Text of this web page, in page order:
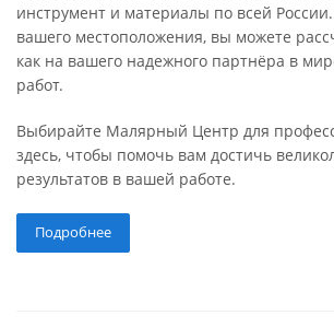
инструмент и материалы по всей
вашего местоположения, вы можете
как на вашего надежного партнёра в
работ.
Выбирайте Малярный Центр для
здесь, чтобы помочь вам достичь
результатов в вашей работе.
Подробнее